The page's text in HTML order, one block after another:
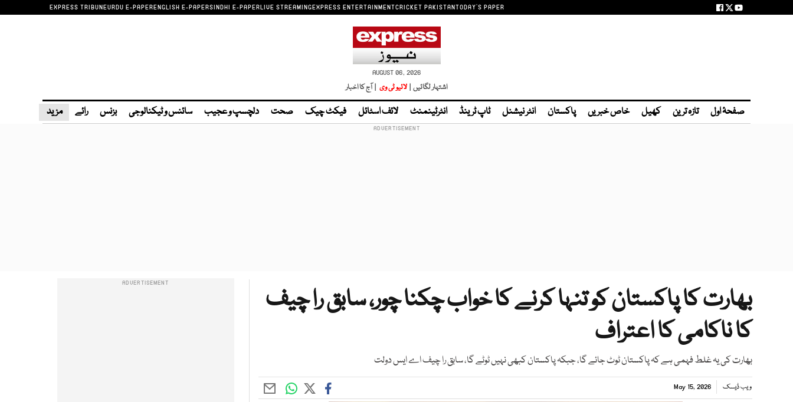
EXPRESS TRIBUNEURDU E-PAPERENGLISH E-PAPERSINDHI E-PAPERLIVE STREAMINGEXPRESS ENTERTAINMENTCRICKET PAKISTANTODAY'S PAPER
AUGUST 06, 2026
اشتہار لگائیں | لائیو ٹی وی | آج کا اخبار
صفحۂ اول تازہ ترین کھیل خاص خبریں پاکستان انٹر نیشنل ٹاپ ٹرینڈ انٹرٹینمنٹ لائف اسٹائل فیکٹ چیک صحت دلچسپ و عجیب سائنس و ٹیکنالوجی بزنس رائے مزید
بھارت کا پاکستان کو تنہا کرنے کا خواب چکنا چور، سابق را چیف
کا ناکامی کا اعتراف
بھارت کی یہ غلط فہمی ہے کہ پاکستان ٹوٹ جائے گا، جبکہ پاکستان کبھی نہیں ٹوٹے گا، سابق را چیف اے ایس دولت
ویب ڈیسک May 15, 2026